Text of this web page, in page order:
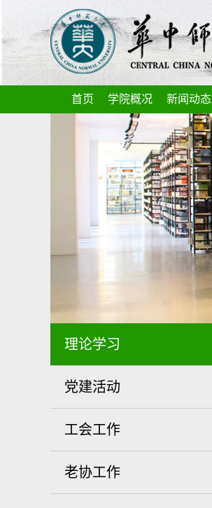
首页 学院概况 新闻动态
理论学习
党建活动
工会工作
老协工作